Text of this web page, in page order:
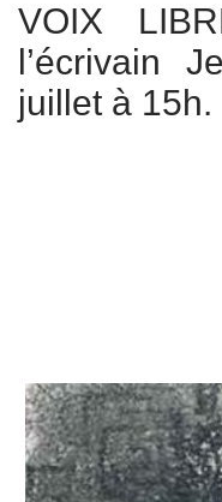
VOIX
l’écrivain
juillet à 15h.